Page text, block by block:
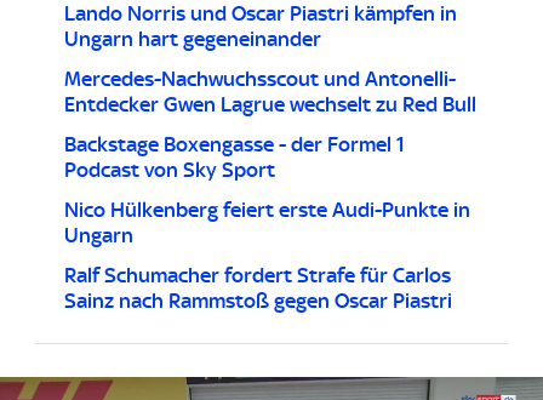
Lando Norris und Oscar Piastri kämpfen in
Ungarn hart gegeneinander
Mercedes-Nachwuchsscout und Antonelli-
Entdecker Gwen Lagrue wechselt zu Red Bull
Backstage Boxengasse - der Formel 1
Podcast von Sky Sport
Nico Hülkenberg feiert erste Audi-Punkte in
Ungarn
Ralf Schumacher fordert Strafe für Carlos
Sainz nach Rammstoß gegen Oscar Piastri